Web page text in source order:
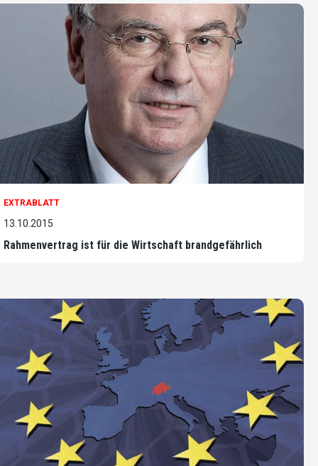
EXTRABLATT
13.10.2015
Rahmenvertrag ist für die Wirtschaft brandgefährlich